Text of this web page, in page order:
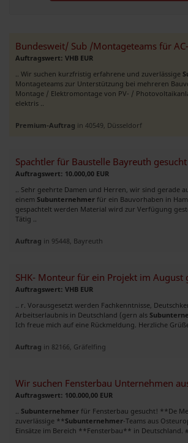
Auftragswert: VHB EUR
.. Wir suchen kurzfristig erfahrene und zuverlässige
Montageteams zur Unterstützung bei mehreren
Montage / Elektromontage von PV- /
elektris ..
Premium-Auftrag in 40549, Düsseldorf
Spachtler für Baustelle Bayreuth gesucht
Auftragswert: 10.000,00 EUR
.. Sehr geehrte Damen und Herren, wir sind gerade
einem Subunternehmer für ein Bauvorhaben in
gespachtelt werden Material wird zur Verfügung
Tätig ..
Auftrag in 95448, Bayreuth
SHK- Monteur für ein Projekt im August
Auftragswert: VHB EUR
.. r. Vorausgesetzt werden Fachkenntnisse,
Arbeitserlaubnis in Deutschland (gern als
Ich freue mich auf eine Rückmeldung. Herzliche
Auftrag in 82166, Gräfelfing
Wir suchen Fensterbau Unternehmen
Auftragswert: 100.000,00 EUR
.. Subunternehmer für Fensterbau gesucht! **De
zuverlässige **Subunternehmer-Teams aus
Einsätze im Bereich **Fensterbau** in Deutschland.